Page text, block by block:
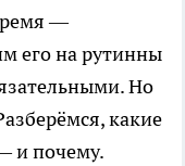
—
его на рутинны
Но
какие
и почему.